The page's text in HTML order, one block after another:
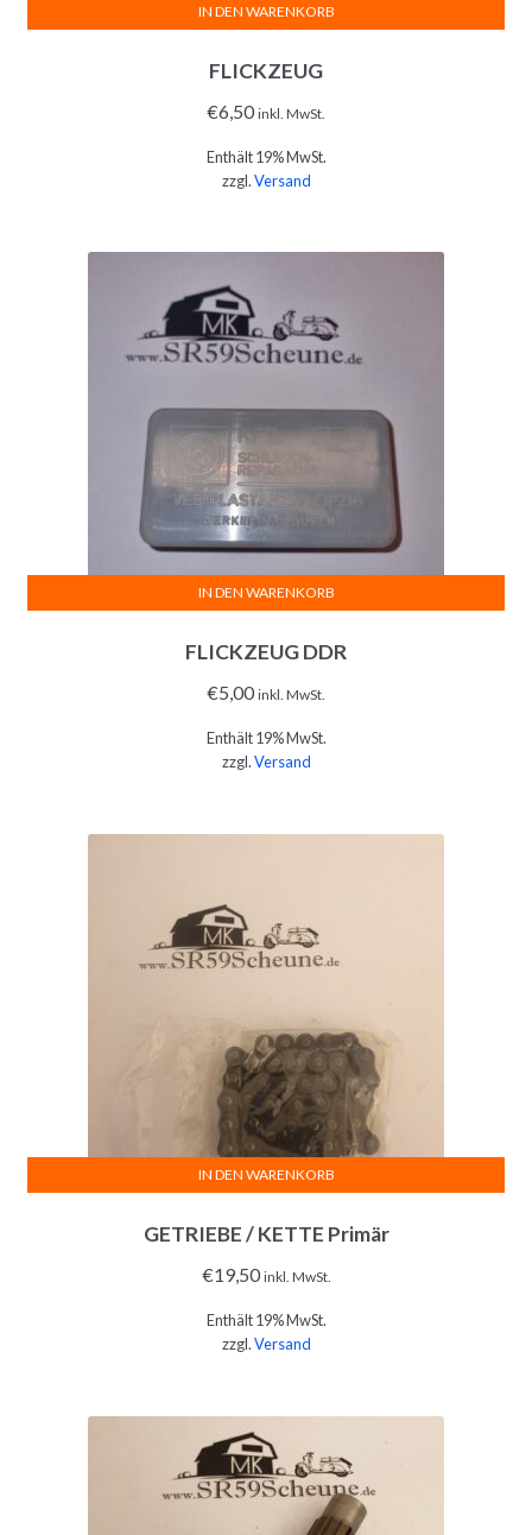
FLICKZEUG
€6,50 inkl. MwSt.
Enthält 19% MwSt.
zzgl.Versand
IN DEN WARENKORB
FLICKZEUG DDR
€5,00 inkl. MwSt.
Enthält 19% MwSt.
zzgl.Versand
IN DEN WARENKORB
GETRIEBE / KETTE Primär
€19,50 inkl. MwSt.
Enthält 19% MwSt.
zzgl.Versand
IN DEN WARENKORB